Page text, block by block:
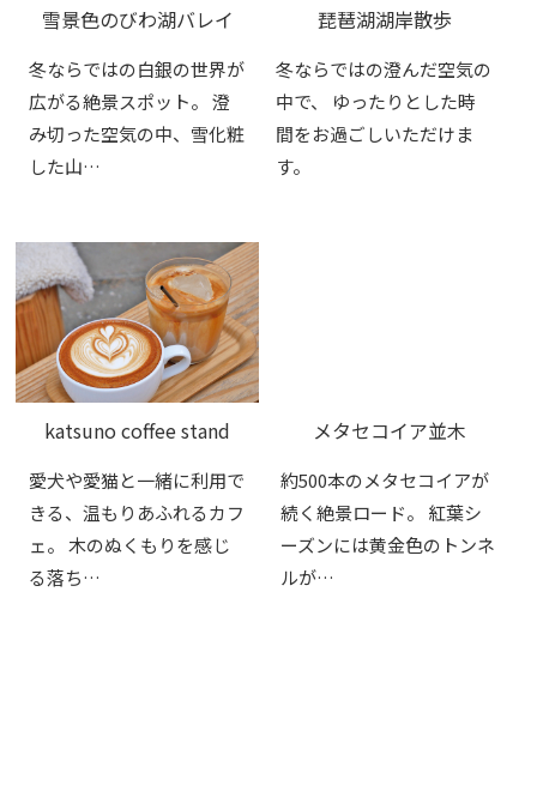
雪景色のびわ湖バレイ
冬ならではの白銀の世界が
広がる絶景スポット。 澄
み切った空気の中、雪化粧
した山…
琵琶湖湖岸散歩
冬ならではの澄んだ空気の
中で、 ゆったりとした時
間をお過ごしいただけま
す。
katsuno coffee stand
愛犬や愛猫と一緒に利用で
きる、温もりあふれるカフ
ェ。 木のぬくもりを感じ
る落ち…
メタセコイア並木
約500本のメタセコイアが
続く絶景ロード。 紅葉シ
ーズンには黄金色のトンネ
ルが…